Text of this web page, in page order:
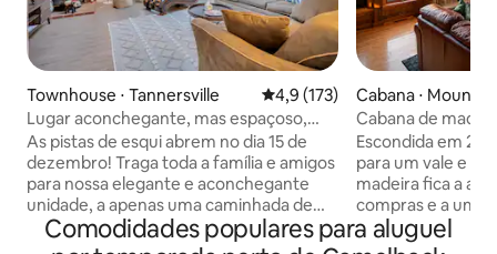
Townhouse ⋅ Tannersville 4,9 de uma avaliação média de
4,9 (173)
Lugar aconchegante, mas espaçoso,
para esquiar, nadar e se divertir
As pistas de esqui abrem no dia 15 de
dezembro! Traga toda a família e amigos
para nossa elegante e aconchegante
unidade, a apenas uma caminhada de
pistas de esqui, parques aquáticos,
piscina interna, quadras de tênis, sauna,
Cabana ⋅ Mount
Cabana de
Poconos| Vistas,
hidromassagem e
Escondida em 2
para um vale e
madeira fica a
compras e a uma
carro de
Wolf Lodge.
Comodidades populares para aluguel